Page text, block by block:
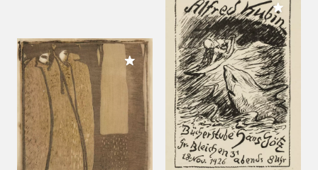
Meiner Sammlung hinzufügen
Meiner